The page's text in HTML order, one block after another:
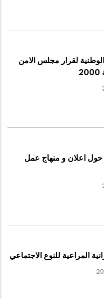
لقرار مجلس الامن
حول اعلان و منهاج عمل
المراعية للنوع الاجتماعي